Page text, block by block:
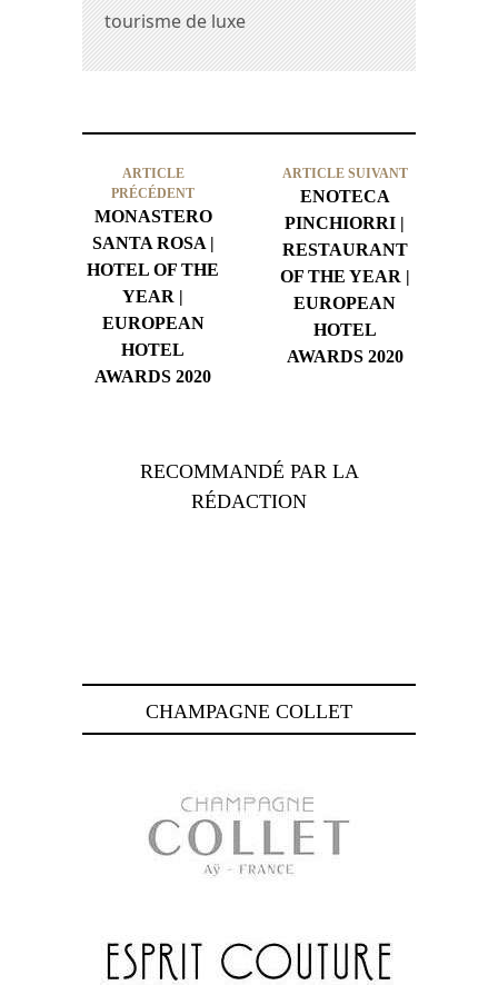
tourisme de luxe
ARTICLE
PRÉCÉDENT
MONASTERO
SANTA ROSA |
HOTEL OF THE
YEAR |
EUROPEAN
HOTEL
AWARDS 2020
ARTICLE SUIVANT
ENOTECA
PINCHIORRI |
RESTAURANT
OF THE YEAR |
EUROPEAN
HOTEL
AWARDS 2020
RECOMMANDÉ PAR LA
RÉDACTION
CHAMPAGNE COLLET